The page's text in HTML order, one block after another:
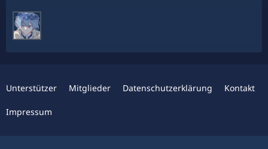
Unterstützer Mitglieder Datenschutzerklärung Kontakt
Impressum